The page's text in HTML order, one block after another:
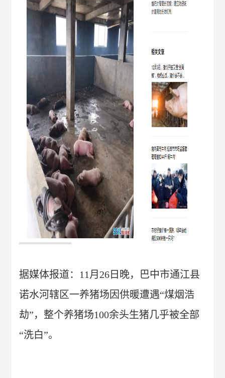
据媒体报道：11月26日晚，巴中市通江县
诺水河辖区一养猪场因供暖遭遇“煤烟浩
劫”，整个养猪场100余头生猪几乎被全部
“洗白”。